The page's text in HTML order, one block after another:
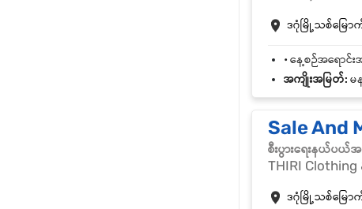
ဒဂုံမြို့သစ်မြော
အကျိုးအမြတ်: မန
Sale And
စီးပွားရေးနယ်ပယ်
THIRI
ဒဂုံမြို့သစ်မြော